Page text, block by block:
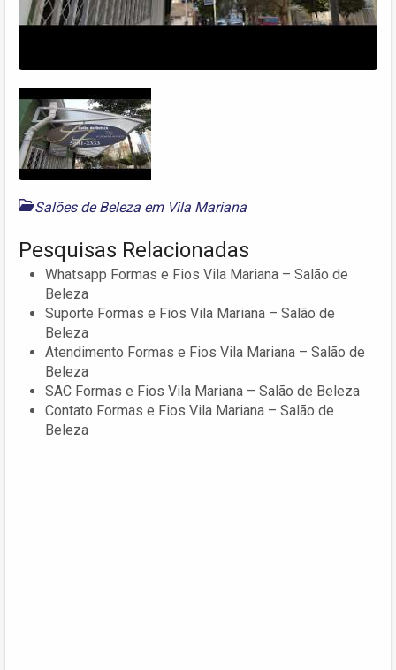
Salões de Beleza em Vila Mariana
Pesquisas Relacionadas
Whatsapp Formas e Fios Vila Mariana – Salão de
Beleza
Suporte Formas e Fios Vila Mariana – Salão de
Beleza
Atendimento Formas e Fios Vila Mariana – Salão de
Beleza
SAC Formas e Fios Vila Mariana – Salão de Beleza
Contato Formas e Fios Vila Mariana – Salão de
Beleza